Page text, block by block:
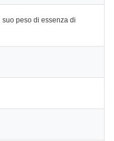
peso di essenza di